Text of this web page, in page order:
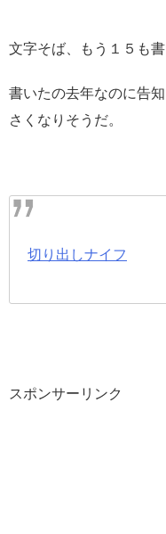
文字そば、もう１５も書
書いたの去年なのに告
さくなりそうだ。
切り出しナイフ
スポンサーリンク